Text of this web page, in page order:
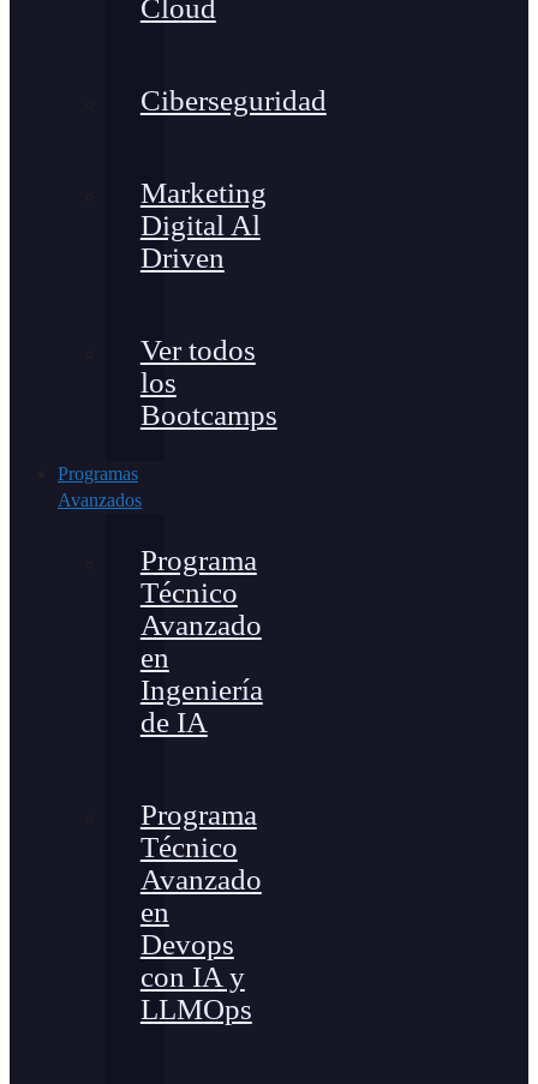
Cloud
Ciberseguridad
Marketing
Digital Al
Driven
Ver todos
los
Bootcamps
Programas
Avanzados
Programa
Técnico
Avanzado
en
Ingeniería
de IA
Programa
Técnico
Avanzado
en
Devops
con IA y
LLMOps